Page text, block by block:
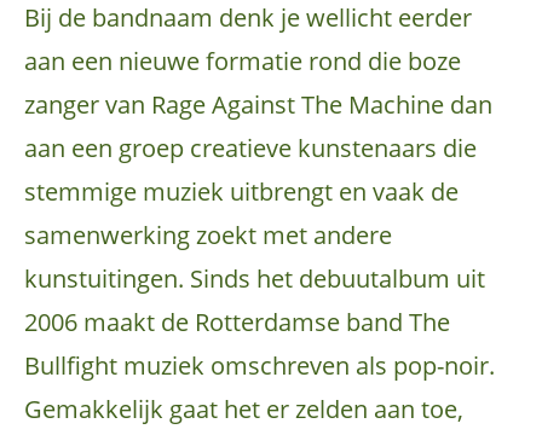
Bij de bandnaam denk je wellicht eerder
aan een nieuwe formatie rond die boze
zanger van Rage Against The Machine dan
aan een groep creatieve kunstenaars die
stemmige muziek uitbrengt en vaak de
samenwerking zoekt met andere
kunstuitingen. Sinds het debuutalbum uit
2006 maakt de Rotterdamse band The
Bullfight muziek omschreven als pop-noir.
Gemakkelijk gaat het er zelden aan toe,